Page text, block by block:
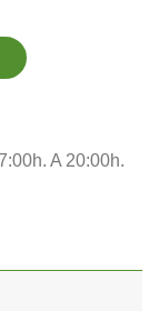
A 20:00h.